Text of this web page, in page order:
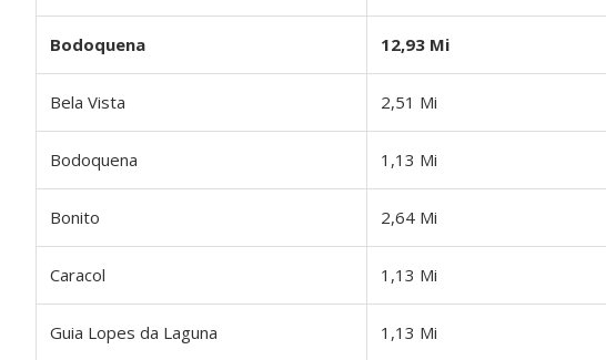
Bodoquena 12,93 Mi
Bela Vista 2,51 Mi
Bodoquena 1,13 Mi
Bonito 2,64 Mi
Caracol 1,13 Mi
Guia Lopes da Laguna 1,13 Mi